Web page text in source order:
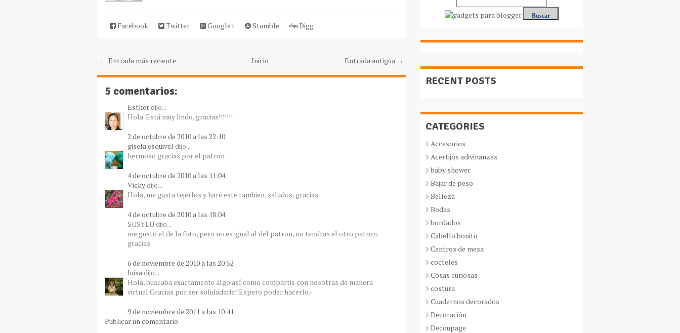
Facebook Twitter Google+ Stumble Digg
← Entrada más reciente Entrada antigua →
Inicio
5 comentarios:
Estherdijo...
Hola. Está muy lindo, gracias!!!!!!!
2 de octubre de 2010 a las 22:10
gisela esquivel dijo...
hermoso gracias por el patron
4 de octubre de 2010 a las 11:04
Vickydijo...
Hola, me gusta tejerlos y haré este tambien, saludos, gracias
4 de octubre de 2010 a las 18:04
SUSYLU dijo...
me gusto el de la foto, pero no es igual al del patron, no tendras el otro patron.
gracias
6 de noviembre de 2010 a las 20:52
luisadijo...
Hola, buscaba exactamente algo así como compartis con nosotras de manera
virtual.Gracias por ser solidadaria!!Espero poder hacerlo.-
9 de noviembre de 2011 a las 10:41
Publicar un comentario
RECENT POSTS
CATEGORIES
Accesorios
Acertijos adivinanzas
baby shower
Bajar de peso
Belleza
Bodas
bordados
Cabello bonito
Centros de mesa
cocteles
Cosas curiosas
costura
Cuadernos decorados
Decoración
Decoupage